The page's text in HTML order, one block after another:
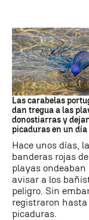
PAÍS VASCO
Las carabelas
dan tregua a las
donostiarras y
picaduras en un día
Hace unos días,
banderas rojas
playas ondeaban
avisar a los
peligro. Sin
registraron hasta
picaduras.